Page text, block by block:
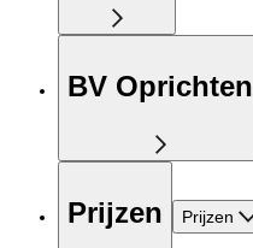
BV Oprichten
Prijzen Prijzen